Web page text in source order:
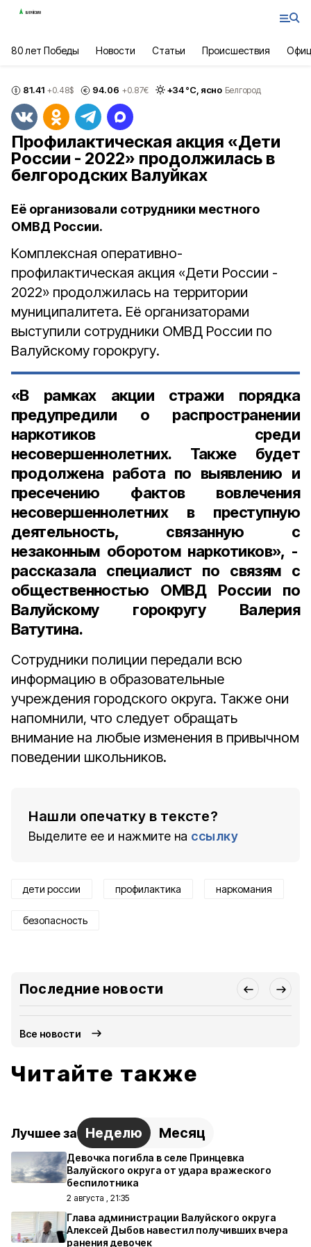
80 лет Победы Новости Статьи Происшествия
81.41 +0.48$ 94.06 +0.87€ +34°С, ясно Белгород
Профилактическая акция «Дети
России - 2022» продолжилась в
белгородских Валуйках
Её организовали сотрудники местного
ОМВД России.
Комплексная оперативно-
профилактическая акция «Дети России -
2022» продолжилась на территории
муниципалитета. Её организаторами
выступили сотрудники ОМВД России по
Валуйскому горокругу.
«В рамках акции стражи порядка
предупредили о распространении
наркотиков среди
несовершеннолетних. Также будет
продолжена работа по выявлению и
пресечению фактов вовлечения
несовершеннолетних в преступную
деятельность, связанную с
незаконным оборотом наркотиков», -
рассказала специалист по связям с
общественностью ОМВД России по
Валуйскому горокругу Валерия
Ватутина.
Сотрудники полиции передали всю
информацию в образовательные
учреждения городского округа. Также они
напомнили, что следует обращать
внимание на любые изменения в привычном
поведении школьников.
Нашли опечатку в тексте?
Выделите ее и нажмите на ссылку
дети россии профилактика наркомания
безопасность
Последние новости
Все новости
Читайте также
Лучшее за Неделю Месяц
Девочка погибла в селе Принцевка
Валуйского округа от удара вражеского
беспилотника
2 августа , 21:35
Глава администрации Валуйского округа
Алексей Дыбов навестил получивших вчера
ранения девочек